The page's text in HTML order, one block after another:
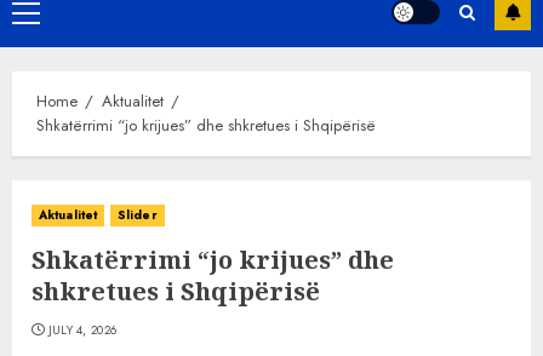
Primary
Menu
Home
Aktualitet
Shkatërrimi “jo krijues” dhe shkretues i Shqipërisë
Aktualitet Slider
Shkatërrimi “jo krijues” dhe
shkretues i Shqipërisë
JULY 4, 2026